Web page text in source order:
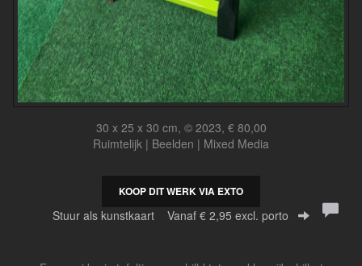
30 x 25 x 30 cm, © 2023, € 80,00
Ruimtelijk | Beelden | Mixed Media
KOOP DIT WERK VIA EXTO
Stuur als kunstkaart Vanaf € 2,95 excl. porto